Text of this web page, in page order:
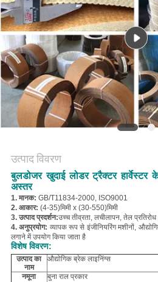
साइटमैप
PRIVACY
POLICY
उत्पाद विवरण
बुलडोजर खुदाई लोडर ट्रैक्टर हार्वेस्टर
अस्तर
1. मानक: GB/T11834-2000, ISO9001
2. आकार: (4-35)मिमी x (30-550)मिमी
3. उत्पाद प्रदर्शन:उच्च तीव्रता, लचीलापन, तेल
4. अनुप्रयोग: व्यापक रूप से इंजीनियरिंग मशीनों,
लगाने में उपयोग किया जाता है
विशेष विवरण:
उत्पाद का
नाम
औद्योगिक ब्रेक लाइनिंग्स
नमूना
बुना राल प्रकार